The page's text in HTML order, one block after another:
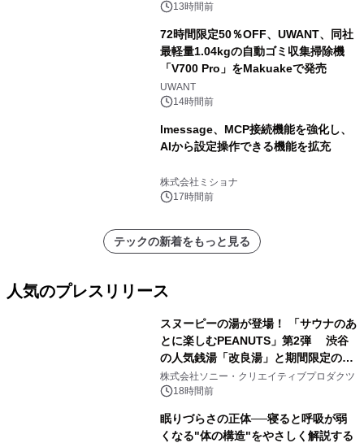
13時間前
72時間限定50％OFF、UWANT、同社
最軽量1.04kgの自動ゴミ収集掃除機
「V700 Pro」をMakuakeで発売
UWANT
14時間前
lmessage、MCP接続機能を強化し、
AIから設定操作できる機能を拡充
株式会社ミショナ
17時間前
テックの新着をもっと見る
人気のプレスリリース
スヌーピーの湯が登場！ 「サウナのあ
とに楽しむPEANUTS」第2弾 渋谷
の人気銭湯「改良湯」と期間限定のコ
ラボレーション サウナイキタイコラ
ボグッズも発売決定！
株式会社ソニー・クリエイティブプロダクツ
18時間前
眠りづらさの正体──寝ると呼吸が弱
くなる"体の構造"をやさしく解説する